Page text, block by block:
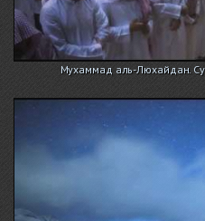
Мухаммад аль-Люхайдан.